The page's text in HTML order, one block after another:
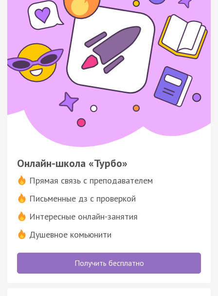
Онлайн-школа «Турбо»
Прямая связь с преподавателем
Письменные дз с проверкой
Интересные онлайн-занятия
Душевное комьюнити
Получить бесплатно